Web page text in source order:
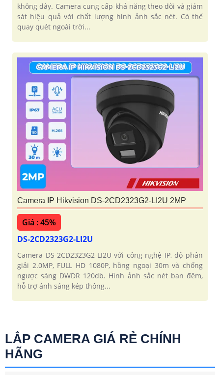
không dây. Camera cung cấp khả năng theo dõi và giám
sát hiệu quả với chất lượng hình ảnh sắc nét. Có thể
quay quét ngoài trời...
Camera IP Hikvision DS-2CD2323G2-LI2U 2MP
Giá : 45%
DS-2CD2323G2-LI2U
Camera DS-2CD2323G2-LI2U với công nghệ IP, độ phân
giải 2.0MP, FULL HD 1080P, hồng ngoại 30m và chống
ngược sáng DWDR 120db. Hình ảnh sắc nét ban đêm,
hỗ trợ ánh sáng kép thông...
LẮP CAMERA GIÁ RẺ CHÍNH
HÃNG